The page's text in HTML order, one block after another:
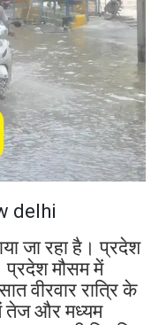
delhi
जा रहा है। प्रदेश
मौसम में
वीरवार रात्रि के
तेज और मध्यम